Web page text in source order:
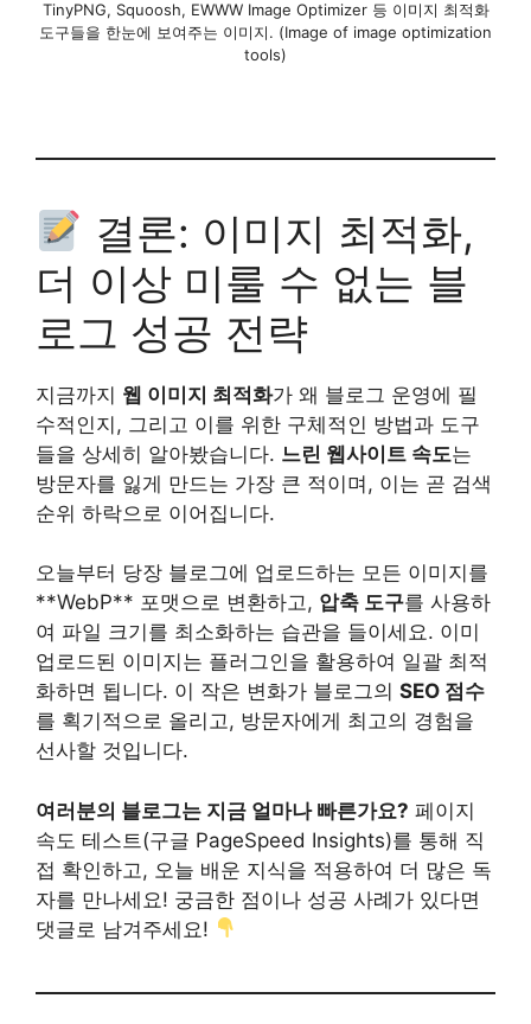
TinyPNG, Squoosh, EWWW Image Optimizer 등 이미지 최적화
도구들을 한눈에 보여주는 이미지. (Image of image optimization
tools)
결론: 이미지 최적화,
더 이상 미룰 수 없는 블
로그 성공 전략
지금까지 웹 이미지 최적화가 왜 블로그 운영에 필
수적인지, 그리고 이를 위한 구체적인 방법과 도구
들을 상세히 알아봤습니다. 느린 웹사이트 속도는
방문자를 잃게 만드는 가장 큰 적이며, 이는 곧 검색
순위 하락으로 이어집니다.
오늘부터 당장 블로그에 업로드하는 모든 이미지를
**WebP** 포맷으로 변환하고, 압축 도구를 사용하
여 파일 크기를 최소화하는 습관을 들이세요. 이미
업로드된 이미지는 플러그인을 활용하여 일괄 최적
화하면 됩니다. 이 작은 변화가 블로그의 SEO 점수
를 획기적으로 올리고, 방문자에게 최고의 경험을
선사할 것입니다.
여러분의 블로그는 지금 얼마나 빠른가요? 페이지
속도 테스트(구글 PageSpeed Insights)를 통해 직
접 확인하고, 오늘 배운 지식을 적용하여 더 많은 독
자를 만나세요! 궁금한 점이나 성공 사례가 있다면
댓글로 남겨주세요!